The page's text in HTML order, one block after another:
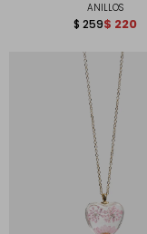
ANILLOS
$ 259$ 220